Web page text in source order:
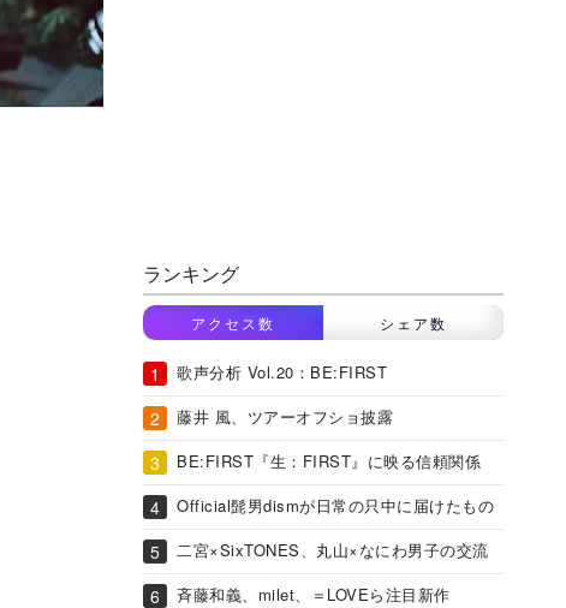
ランキング
アクセス数 シェア数
歌声分析 Vol.20：BE:FIRST
藤井 風、ツアーオフショ披露
BE:FIRST『生：FIRST』に映る信頼関係
Official髭男dismが日常の只中に届けたもの
二宮×SixTONES、丸山×なにわ男子の交流
斉藤和義、milet、＝LOVEら注目新作